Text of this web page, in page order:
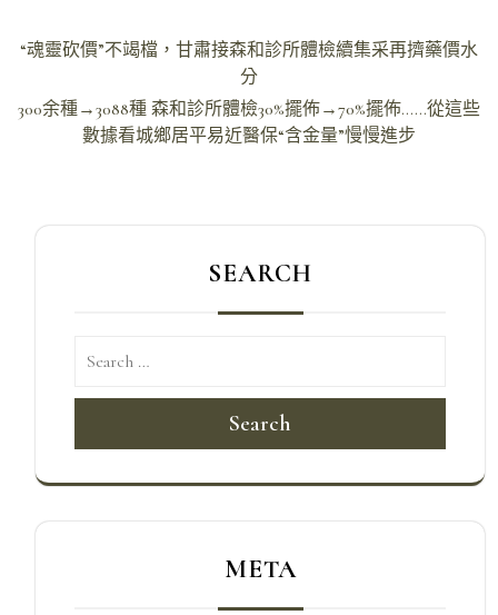
文
導
“魂靈砍價”不竭檔，甘肅接森和診所體檢續集采再擠藥價水
分
300余種→3088種 森和診所體檢30%擺佈→70%擺佈……從這些
數據看城鄉居平易近醫保“含金量”慢慢進步
SEARCH
Search
META